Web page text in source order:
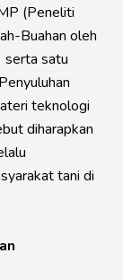
(Peneliti
Buahan oleh
serta satu
teknologi
diharapkan
tani di